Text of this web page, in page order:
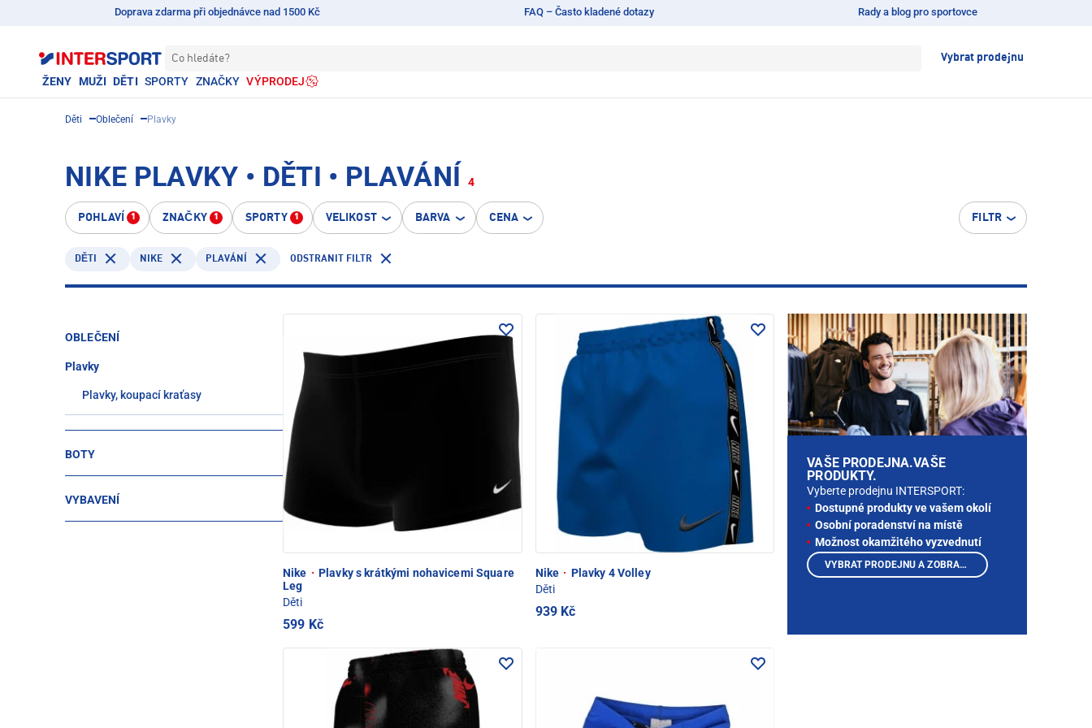
Doprava zdarma při objednávce nad 1500 Kč FAQ – Často kladené dotazy Rady a blog pro sportovce
Co hledáte? Vybrat prodejnu
ŽENY MUŽI DĚTI SPORTY ZNAČKY VÝPRODEJ
Děti Oblečení Plavky
NIKE PLAVKY • DĚTI • PLAVÁNÍ 4
POHLAVÍ 1 ZNAČKY 1 SPORTY 1 VELIKOST BARVA CENA FILTR
DĚTI NIKE PLAVÁNÍ ODSTRANIT FILTR
OBLEČENÍ
Plavky
Plavky, koupací kraťasy
BOTY
VYBAVENÍ
Nike · Plavky s krátkými nohavicemi Square
Leg
Děti
599 Kč
Nike · Plavky 4 Volley
Děti
939 Kč
VAŠE PRODEJNA.VAŠE
PRODUKTY.
Vyberte prodejnu INTERSPORT:
Dostupné produkty ve vašem okolí
Osobní poradenství na místě
Možnost okamžitého vyzvednutí
VYBRAT PRODEJNU A ZOBRAZIT PRODUKTY